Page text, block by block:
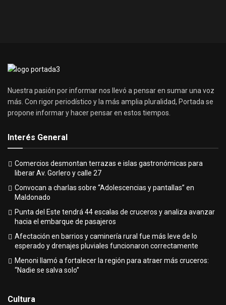
Nuestra pasión por informar nos llevó a pensar en sumar una voz
más. Con rigor periodístico y la más amplia pluralidad, Portada se
propone informar y hacer pensar en estos tiempos.
Interés General
Comercios desmontan terrazas e islas gastronómicas para
liberar Av. Gorlero y calle 27
Convocan a charlas sobre “Adolescencias y pantallas” en
Maldonado
Punta del Este tendrá 44 escalas de cruceros y analiza avanzar
hacia el embarque de pasajeros
Afectación en barrios y caminería rural fue más leve de lo
esperado y drenajes pluviales funcionaron correctamente
Menoni llamó a fortalecer la región para atraer más cruceros:
“Nadie se salva solo”
Cultura